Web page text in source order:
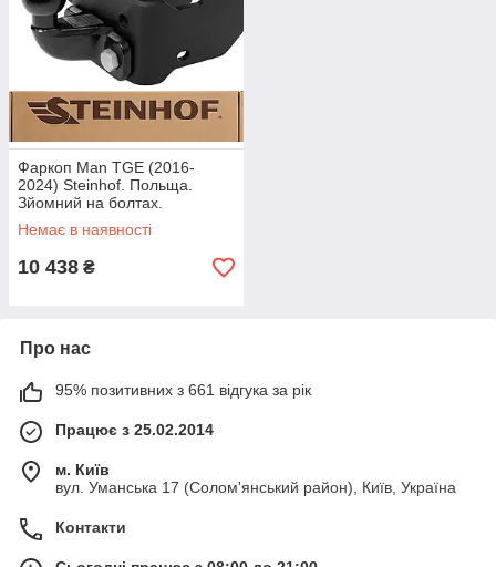
Фаркоп Man TGE (2016-
2024) Steinhof. Польща.
Зйомний на болтах.
Немає в наявності
10 438 ₴
Про нас
95% позитивних з 661 відгука за рік
Працює з 25.02.2014
м. Київ
вул. Уманська 17 (Солом'янський район), Київ, Україна
Контакти